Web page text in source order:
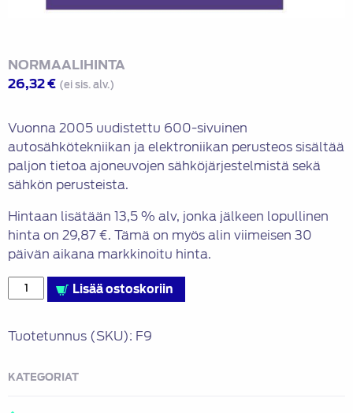
NORMAALIHINTA
26,32€ (ei sis. alv.)
Vuonna 2005 uudistettu 600-sivuinen
autosähkötekniikan ja elektroniikan perusteos sisältää
paljon tietoa ajoneuvojen sähköjärjestelmistä sekä
sähkön perusteista.
Hintaan lisätään 13,5 % alv, jonka jälkeen lopullinen
hinta on 29,87 €. Tämä on myös alin viimeisen 30
päivän aikana markkinoitu hinta.
Moottorialan
sähköoppi
Lisää ostoskoriin
Tuotetunnus (SKU): F9
KATEGORIAT